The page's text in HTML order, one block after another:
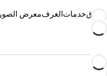
الفندقخدمات الغرفمعرض الصور